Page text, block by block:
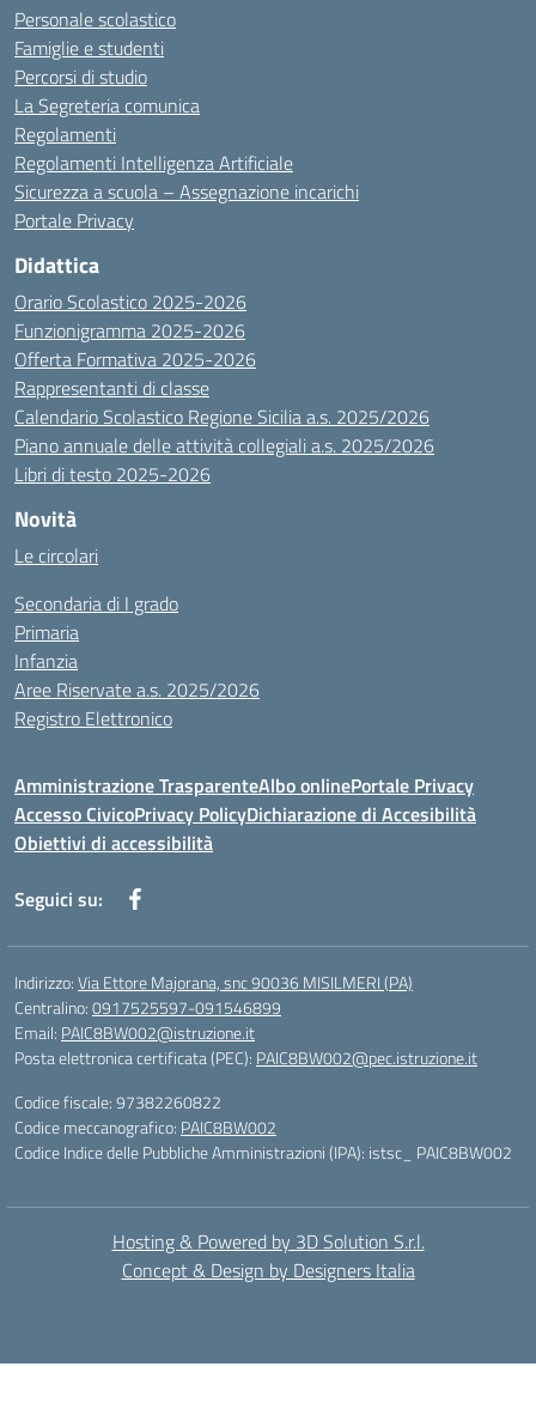
Personale scolastico
Famiglie e studenti
Percorsi di studio
La Segreteria comunica
Regolamenti
Regolamenti Intelligenza Artificiale
Sicurezza a scuola – Assegnazione incarichi
Portale Privacy
Didattica
Orario Scolastico 2025-2026
Funzionigramma 2025-2026
Offerta Formativa 2025-2026
Rappresentanti di classe
Calendario Scolastico Regione Sicilia a.s. 2025/2026
Piano annuale delle attività collegiali a.s. 2025/2026
Libri di testo 2025-2026
Novità
Le circolari
Secondaria di I grado
Primaria
Infanzia
Aree Riservate a.s. 2025/2026
Registro Elettronico
Amministrazione TrasparenteAlbo onlinePortale Privacy
Accesso CivicoPrivacy PolicyDichiarazione di Accesibilità
Obiettivi di accessibilità
Seguici su:
Indirizzo:Via Ettore Majorana, snc 90036 MISILMERI (PA)
Centralino:0917525597-091546899
Email: PAIC8BW002@istruzione.it
Posta elettronica certificata (PEC): PAIC8BW002@pec.istruzione.it
Codice fiscale: 97382260822
Codice meccanografico: PAIC8BW002
Codice Indice delle Pubbliche Amministrazioni (IPA): istsc_ PAIC8BW002
Hosting & Powered by 3D Solution S.r.l.
Concept & Design by Designers Italia